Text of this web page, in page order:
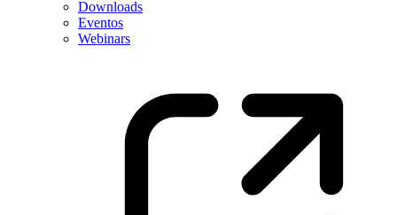
Downloads
Eventos
Webinars